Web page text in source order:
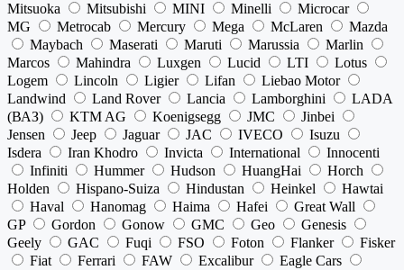
Mitsuoka
Mitsubishi MINI Minelli
Microcar
MG
Metrocab Mercury Mega McLaren
Mazda
Maybach
Maserati Maruti Marussia
Marlin
Marcos
Mahindra Luxgen Lucid LTI
Lotus
Logem
Lincoln Ligier Lifan
Liebao Motor
Landwind
Land Rover Lancia Lamborghini
LADA
(ВАЗ)
KTM AG Koenigsegg JMC
Jinbei
Jensen
Jeep Jaguar JAC IVECO
Isuzu
Isdera
Iran Khodro Invicta International
Innocenti
Infiniti
Hummer Hudson HuangHai
Horch
Holden
Hispano-Suiza Hindustan Heinkel
Hawtai
Haval
Hanomag Haima Hafei
Great Wall
GP
Gordon Gonow GMC Geo
Genesis
Geely
GAC Fuqi FSO Foton Flanker
Fisker
Fiat
Ferrari FAW Excalibur
Eagle Cars